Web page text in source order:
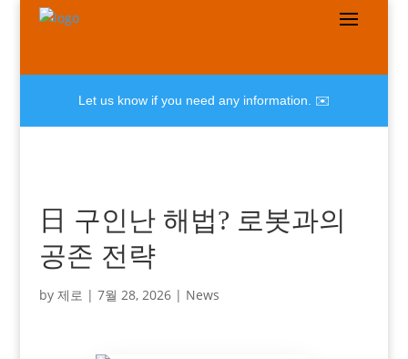
Let us know if you need any information. ✉️
日 구인난 해법? 로봇과의
공존 전략
by 제로 | 7월 28, 2026| News